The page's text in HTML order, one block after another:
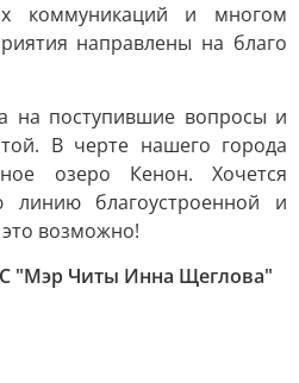
коммуникаций и многом
направлены на благо
на поступившие вопросы и
В черте нашего города
озеро Кенон. Хочется
линию благоустроенной и
возможно!
"Мэр Читы Инна Щеглова"